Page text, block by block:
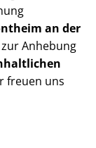
an der
zur Anhebung
freuen uns